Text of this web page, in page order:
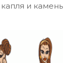
и камень